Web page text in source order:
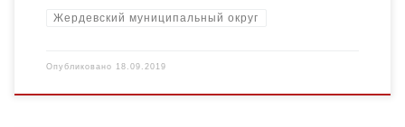
Жердевский муниципальный округ
Опубликовано 18.09.2019